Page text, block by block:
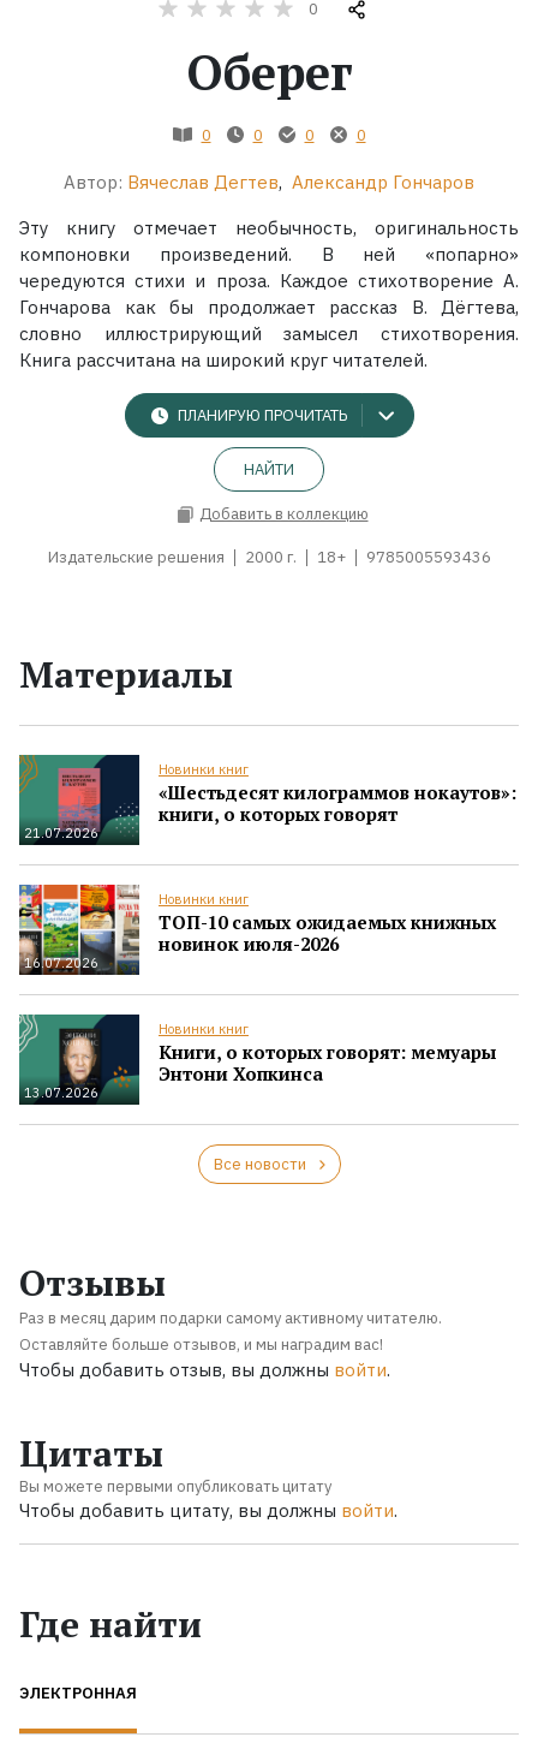
Экранизации
Коллекции
0
Оберег
0 0 0 0
Автор: Вячеслав Дегтев, Александр Гончаров
Эту книгу отмечает необычность, оригинальность
компоновки произведений. В ней «попарно»
чередуются стихи и проза. Каждое стихотворение А.
Гончарова как бы продолжает рассказ В. Дёгтева,
словно иллюстрирующий замысел стихотворения.
Книга рассчитана на широкий круг читателей.
ПЛАНИРУЮ ПРОЧИТАТЬ
НАЙТИ
Добавить в коллекцию
Издательские решения 2000 г. 18+ 9785005593436
Материалы
21.07.2026
Новинки книг
«Шестьдесят килограммов нокаутов»:
книги, о которых говорят
16.07.2026
Новинки книг
ТОП-10 самых ожидаемых книжных
новинок июля-2026
13.07.2026
Новинки книг
Книги, о которых говорят: мемуары
Энтони Хопкинса
Все новости
Отзывы
Раз в месяц дарим подарки самому активному читателю.
Оставляйте больше отзывов, и мы наградим вас!
Чтобы добавить отзыв, вы должны войти.
Цитаты
Вы можете первыми опубликовать цитату
Чтобы добавить цитату, вы должны войти.
Где найти
ЭЛЕКТРОННАЯ